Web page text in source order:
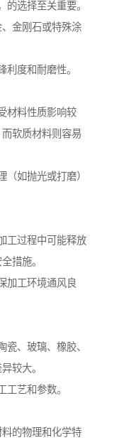
选择至关重要。
金刚石或特殊涂
度和耐磨性。
材料性质影响较
软质材料则容易
如抛光或打磨）
工过程中可能释放
措施。
加工环境通风良
、玻璃、橡胶、
较大。
艺和参数。
的物理和化学特